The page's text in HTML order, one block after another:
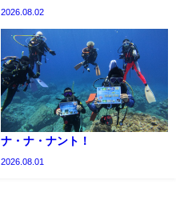
2026.08.02
ナ・ナ・ナント！
2026.08.01